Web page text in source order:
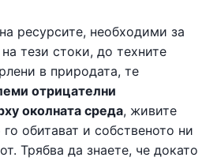
ресурсите, необходими за
тези стоки, до техните
в природата, те
отрицателни
околната среда, живите
обитават и собственото ни
Трябва да знаете, че докато